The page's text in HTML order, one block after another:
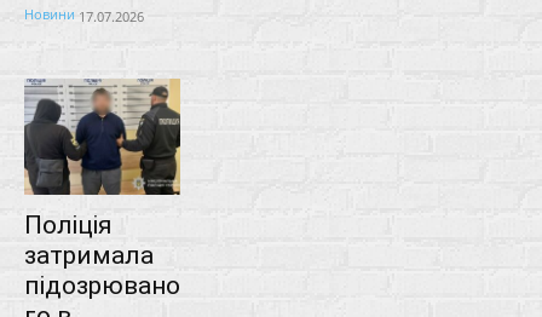
Новини 17.07.2026
Поліція
затримала
підозрювано